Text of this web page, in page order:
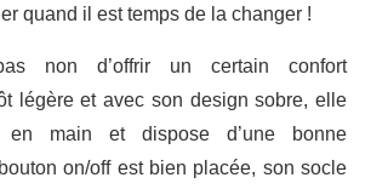
quand il est temps de la changer !
non d’offrir un certain confort
légère et avec son design sobre, elle
main et dispose d’une bonne
on/off est bien placée, son socle